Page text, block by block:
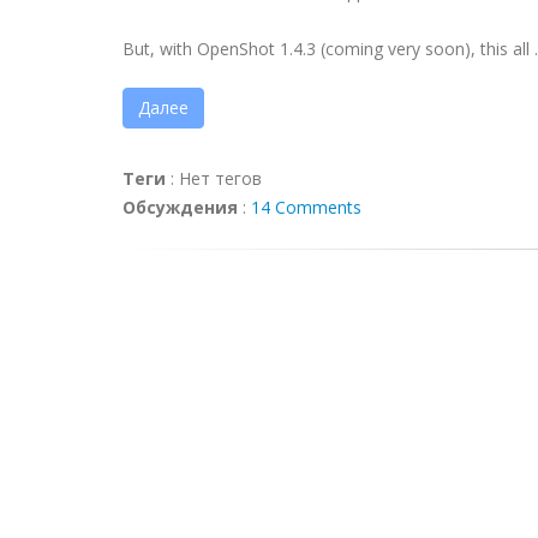
But, with OpenShot 1.4.3 (coming very soon), this all
Далее
Теги : Нет тегов
Обсуждения : 14 Comments